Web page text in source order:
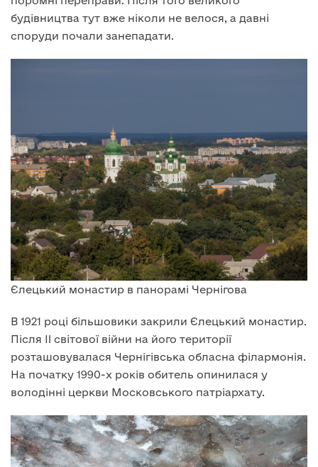
будівництва тут вже ніколи не велося, а давні
споруди почали занепадати.
Єлецький монастир в панорамі Чернігова
В 1921 році більшовики закрили Єлецький монастир.
Після II світової війни на його території
розташовувалася Чернігівська обласна філармонія.
На початку 1990-х років обитель опинилася у
володінні церкви Московського патріархату.